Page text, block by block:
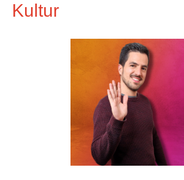
Kultur